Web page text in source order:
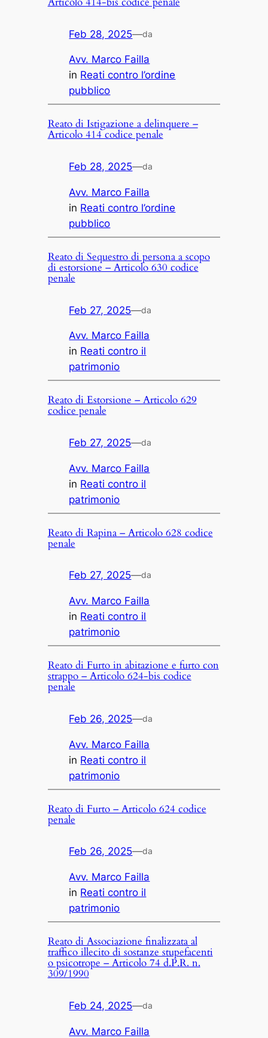
Feb 28, 2025—da
Avv. Marco Failla
in Reati contro l’ordine
pubblico
Reato di Istigazione a delinquere –
Articolo 414 codice penale
Feb 28, 2025—da
Avv. Marco Failla
in Reati contro l’ordine
pubblico
Reato di Sequestro di persona a scopo
di estorsione – Articolo 630 codice
penale
Feb 27, 2025—da
Avv. Marco Failla
in Reati contro il
patrimonio
Reato di Estorsione – Articolo 629
codice penale
Feb 27, 2025—da
Avv. Marco Failla
in Reati contro il
patrimonio
Reato di Rapina – Articolo 628 codice
penale
Feb 27, 2025—da
Avv. Marco Failla
in Reati contro il
patrimonio
Reato di Furto in abitazione e furto con
strappo – Articolo 624-bis codice
penale
Feb 26, 2025—da
Avv. Marco Failla
in Reati contro il
patrimonio
Reato di Furto – Articolo 624 codice
penale
Feb 26, 2025—da
Avv. Marco Failla
in Reati contro il
patrimonio
Reato di Associazione finalizzata al
traffico illecito di sostanze stupefacenti
o psicotrope – Articolo 74 d.P.R. n.
309/1990
Feb 24, 2025—da
Avv. Marco Failla